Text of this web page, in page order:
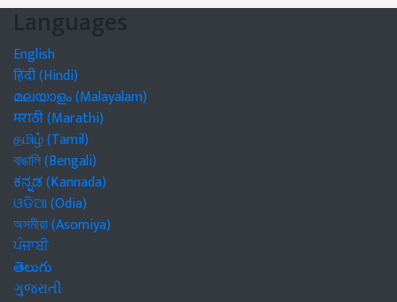
Languages
English
हिंदी (Hindi)
മലയാളം (Malayalam)
मराठी (Marathi)
தமிழ் (Tamil)
বাঙালি (Bengali)
ಕನ್ನಡ (Kannada)
ଓଡିଆ (Odia)
অসমীয়া (Asomiya)
ਪੰਜਾਬੀ
తెలుగు
ગુજરાતી